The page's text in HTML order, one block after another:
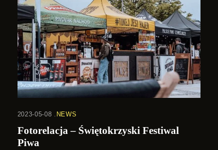
2023-05-08 NEWS
Fotorelacja – Świętokrzyski Festiwal
Piwa